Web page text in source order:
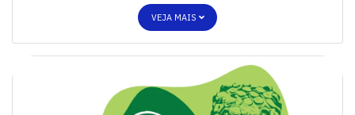
VEJA MAIS